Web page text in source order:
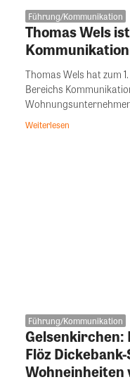
Führung/Kommunikation
Thomas Wels
Thomas Wels hat zum
Bereichs
Wohnungsunternehmen
Weiterlesen
Führung/Kommunikation
Gelsenkirchen:
Flöz
Wohneinheiten